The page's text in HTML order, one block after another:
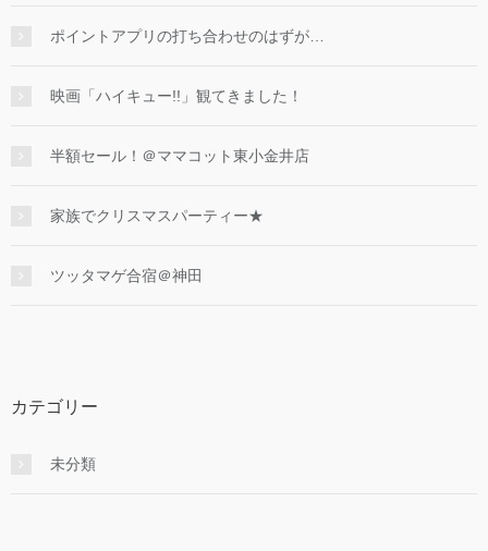
ポイントアプリの打ち合わせのはずが…
映画「ハイキュー!!」観てきました！
半額セール！＠ママコット東小金井店
家族でクリスマスパーティー★
ツッタマゲ合宿＠神田
カテゴリー
未分類